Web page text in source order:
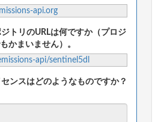
api.org
トリのURLは何ですか（プロジ
かまいません）。
api/sentinel5dl
ンスはどのようなものですか？